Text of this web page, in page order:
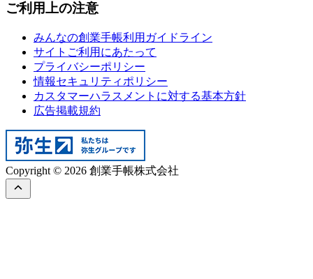
ご利用上の注意
みんなの創業手帳利用ガイドライン
サイトご利用にあたって
プライバシーポリシー
情報セキュリティポリシー
カスタマーハラスメントに対する基本方針
広告掲載規約
Copyright © 2026 創業手帳株式会社